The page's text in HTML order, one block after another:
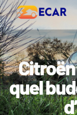
quel